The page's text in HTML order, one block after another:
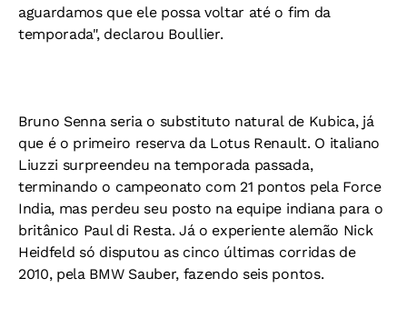
aguardamos que ele possa voltar até o fim da
temporada", declarou Boullier.
Bruno Senna seria o substituto natural de Kubica, já
que é o primeiro reserva da Lotus Renault. O italiano
Liuzzi surpreendeu na temporada passada,
terminando o campeonato com 21 pontos pela Force
India, mas perdeu seu posto na equipe indiana para o
britânico Paul di Resta. Já o experiente alemão Nick
Heidfeld só disputou as cinco últimas corridas de
2010, pela BMW Sauber, fazendo seis pontos.